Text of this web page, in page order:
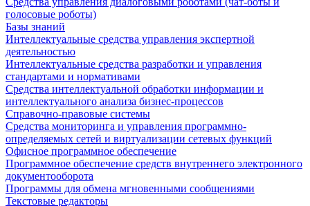
голосовые роботы)
Базы знаний
Интеллектуальные средства управления экспертной
деятельностью
Интеллектуальные средства разработки и управления
стандартами и нормативами
Средства интеллектуальной обработки информации и
интеллектуального анализа бизнес-процессов
Справочно-правовые системы
Средства мониторинга и управления программно-
определяемых сетей и виртуализации сетевых функций
Офисное программное обеспечение
Программное обеспечение средств внутреннего электронного
документооборота
Программы для обмена мгновенными сообщениями
Текстовые редакторы